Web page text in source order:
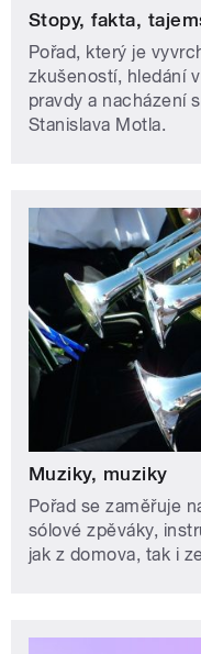
Stopy, fakta,
Pořad, který je
zkušeností, hledání
pravdy a nacházení
Stanislava Motla.
Muziky, muziky
Pořad se zaměřuje
sólové zpěváky,
jak z domova, tak i